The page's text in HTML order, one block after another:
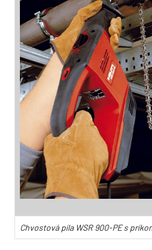
Chvostová píla WSR 900-PE s